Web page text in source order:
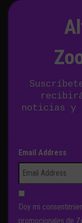
noticias y
Email Address
Doy mi
promocionales de